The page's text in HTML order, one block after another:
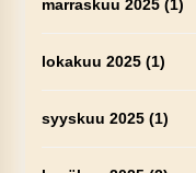
marraskuu 2025(1)
lokakuu 2025(1)
syyskuu 2025(1)